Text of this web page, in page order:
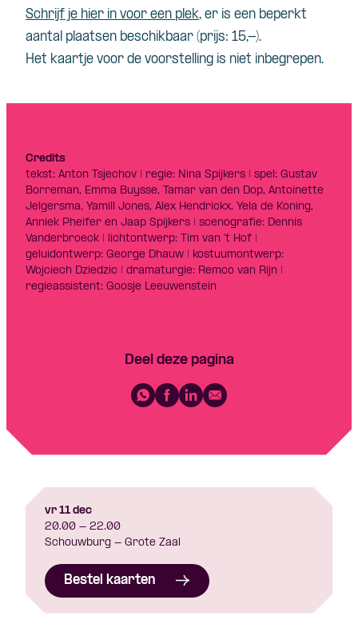
Schrijf je hier in voor een plek, er is een beperkt
aantal plaatsen beschikbaar (prijs: 15,-).
Het kaartje voor de voorstelling is niet inbegrepen.
Credits
tekst: Anton Tsjechov | regie: Nina Spijkers | spel: Gustav
Borreman, Emma Buysse, Tamar van den Dop, Antoinette
Jelgersma, Yamill Jones, Alex Hendrickx, Yela de Koning,
Anniek Pheifer en Jaap Spijkers | scenografie: Dennis
Vanderbroeck | lichtontwerp: Tim van ’t Hof |
geluidontwerp: George Dhauw | kostuumontwerp:
Wojciech Dziedzic | dramaturgie: Remco van Rijn |
regieassistent: Goosje Leeuwenstein
Deel deze pagina
vr 11 dec
20.00 - 22.00
Schouwburg - Grote Zaal
Bestel kaarten